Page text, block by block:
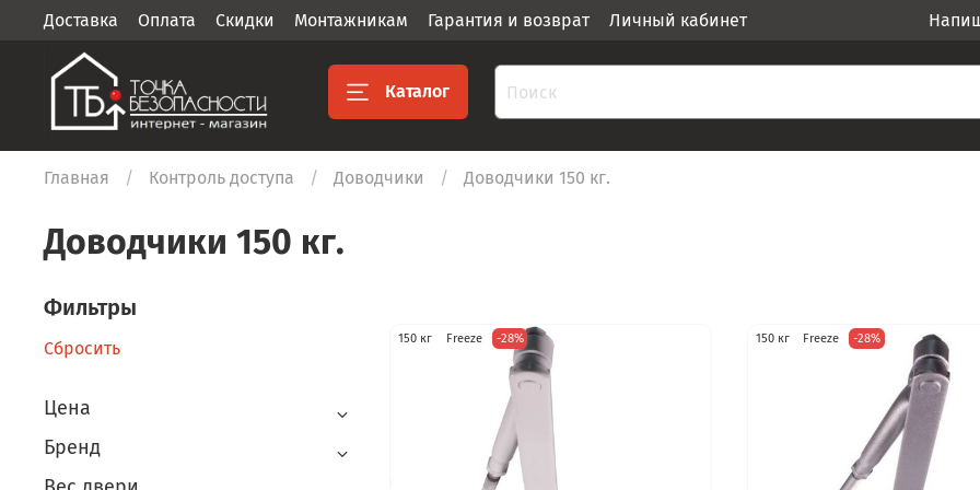
Доставка Оплата Скидки Монтажникам Гарантия и возврат Личный кабинет
Каталог
Главная Контроль доступа Доводчики Доводчики 150 кг.
Доводчики 150 кг.
150 кг Freeze -28% 150 кг Freeze -28%
Фильтры
Сбросить
Цена
Бренд